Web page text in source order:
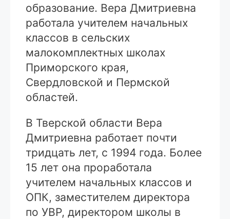
образование. Вера Дмитриевна
работала учителем начальных
классов в сельских
малокомплектных школах
Приморского края,
Свердловской и Пермской
областей.
В Тверской области Вера
Дмитриевна работает почти
тридцать лет, с 1994 года. Более
15 лет она проработала
учителем начальных классов и
ОПК, заместителем директора
по УВР, директором школы в